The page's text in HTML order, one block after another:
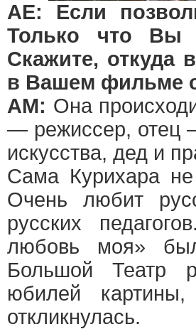
АЕ: Если
Только что Вы
Скажите, откуда
в Вашем фильме
АМ: Она
— режиссер, отец
искусства, дед и
Сама Курихара
Очень любит
русских
любовь моя»
Большой Театр
юбилей
откликнулась.